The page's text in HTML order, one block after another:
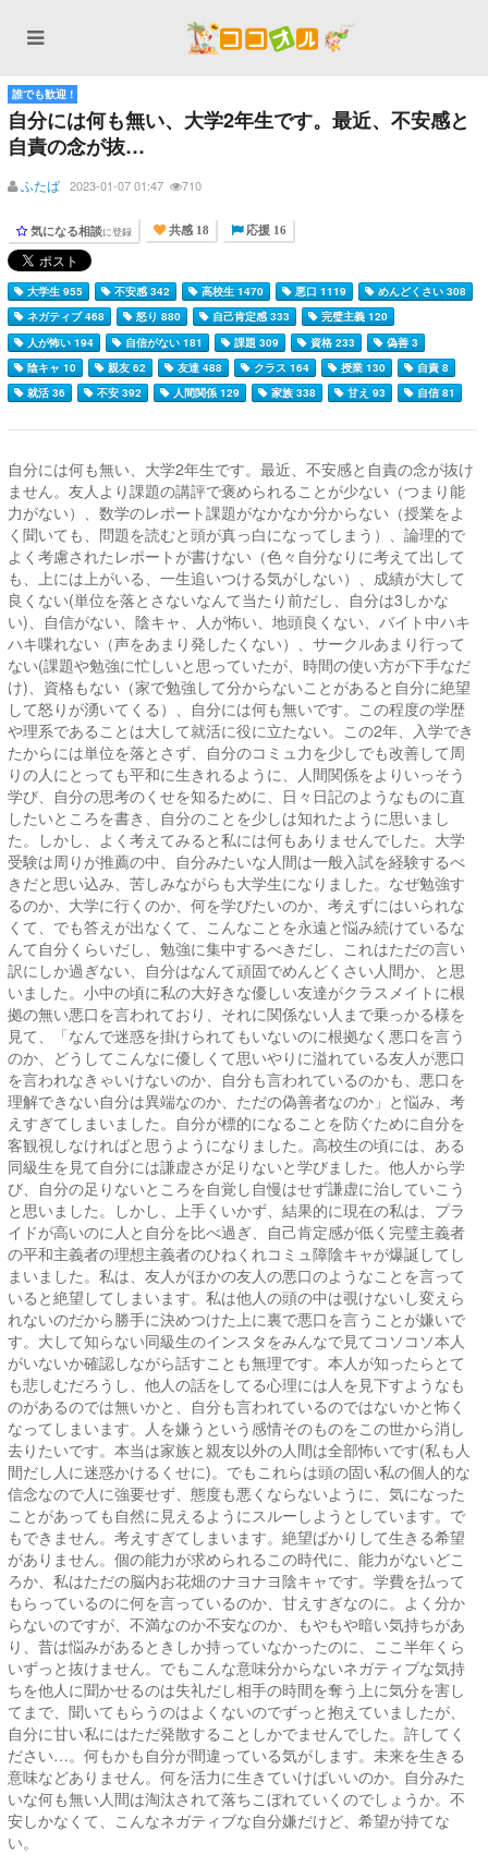
誰でも歓迎 !
自分には何も無い、大学2年生です。最近、不安感と
自責の念が抜…
ふたば 2023-01-07 01:47 710
気になる相談に登録 共感 18 応援 16
大学生 955 不安感 342 高校生 1470 悪口 1119
めんどくさい 308
ネガティブ 468
怒り 880 自己肯定感 333
完璧主義 120
人が怖い 194
自信がない 181 課題 309 資格 233
偽善 3
陰キャ 10
親友 62 友達 488 クラス 164 授業 130
自責 8
就活 36
不安 392 人間関係 129 家族 338 甘え 93 自信 81
自分には何も無い、大学2年生です。最近、不安感と自責の念が抜け
ません。友人より課題の講評で褒められることが少ない（つまり能
力がない）、数学のレポート課題がなかなか分からない（授業をよ
く聞いても、問題を読むと頭が真っ白になってしまう）、論理的で
よく考慮されたレポートが書けない（色々自分なりに考えて出して
も、上には上がいる、一生追いつける気がしない）、成績が大して
良くない(単位を落とさないなんて当たり前だし、自分は3しかな
い)、自信がない、陰キャ、人が怖い、地頭良くない、バイト中ハキ
ハキ喋れない（声をあまり発したくない）、サークルあまり行って
ない(課題や勉強に忙しいと思っていたが、時間の使い方が下手なだ
け)、資格もない（家で勉強して分からないことがあると自分に絶望
して怒りが湧いてくる）、自分には何も無いです。この程度の学歴
や理系であることは大して就活に役に立たない。この2年、入学でき
たからには単位を落とさず、自分のコミュ力を少しでも改善して周
りの人にとっても平和に生きれるように、人間関係をよりいっそう
学び、自分の思考のくせを知るために、日々日記のようなものに直
したいところを書き、自分のことを少しは知れたように思いまし
た。しかし、よく考えてみると私には何もありませんでした。大学
受験は周りが推薦の中、自分みたいな人間は一般入試を経験するべ
きだと思い込み、苦しみながらも大学生になりました。なぜ勉強す
るのか、大学に行くのか、何を学びたいのか、考えずにはいられな
くて、でも答えが出なくて、こんなことを永遠と悩み続けているな
んて自分くらいだし、勉強に集中するべきだし、これはただの言い
訳にしか過ぎない、自分はなんて頑固でめんどくさい人間か、と思
いました。小中の頃に私の大好きな優しい友達がクラスメイトに根
拠の無い悪口を言われており、それに関係ない人まで乗っかる様を
見て、「なんで迷惑を掛けられてもいないのに根拠なく悪口を言う
のか、どうしてこんなに優しくて思いやりに溢れている友人が悪口
を言われなきゃいけないのか、自分も言われているのかも、悪口を
理解できない自分は異端なのか、ただの偽善者なのか」と悩み、考
えすぎてしまいました。自分が標的になることを防ぐために自分を
客観視しなければと思うようになりました。高校生の頃には、ある
同級生を見て自分には謙虚さが足りないと学びました。他人から学
び、自分の足りないところを自覚し自慢はせず謙虚に治していこう
と思いました。しかし、上手くいかず、結果的に現在の私は、プラ
イドが高いのに人と自分を比べ過ぎ、自己肯定感が低く完璧主義者
の平和主義者の理想主義者のひねくれコミュ障陰キャが爆誕してし
まいました。私は、友人がほかの友人の悪口のようなことを言って
いると絶望してしまいます。私は他人の頭の中は覗けないし変えら
れないのだから勝手に決めつけた上に裏で悪口を言うことが嫌いで
す。大して知らない同級生のインスタをみんなで見てコソコソ本人
がいないか確認しながら話すことも無理です。本人が知ったらとて
も悲しむだろうし、他人の話をしてる心理には人を見下すようなも
のがあるのでは無いかと、自分も言われているのではないかと怖く
なってしまいます。人を嫌うという感情そのものをこの世から消し
去りたいです。本当は家族と親友以外の人間は全部怖いです(私も人
間だし人に迷惑かけるくせに)。でもこれらは頭の固い私の個人的な
信念なので人に強要せず、態度も悪くならないように、気になった
ことがあっても自然に見えるようにスルーしようとしています。で
もできません。考えすぎてしまいます。絶望ばかりして生きる希望
がありません。個の能力が求められるこの時代に、能力がないどこ
ろか、私はただの脳内お花畑のナヨナヨ陰キャです。学費を払って
もらっているのに何を言っているのか、甘えすぎなのに。よく分か
らないのですが、不満なのか不安なのか、もやもや暗い気持ちがあ
り、昔は悩みがあるときしか持っていなかったのに、ここ半年くら
いずっと抜けません。でもこんな意味分からないネガティブな気持
ちを他人に聞かせるのは失礼だし相手の時間を奪う上に気分を害し
てまで、聞いてもらうのはよくないのでずっと抱えていましたが、
自分に甘い私にはただ発散することしかでませんでした。許してく
ださい…。何もかも自分が間違っている気がします。未来を生きる
意味などありません。何を活力に生きていけばいいのか。自分みた
いな何も無い人間は淘汰されて落ちこぼれていくのでしょうか。不
安しかなくて、こんなネガティブな自分嫌だけど、希望が持てな
い。